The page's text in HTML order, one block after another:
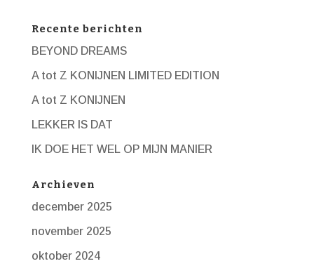
Recente berichten
BEYOND DREAMS
A tot Z KONIJNEN LIMITED EDITION
A tot Z KONIJNEN
LEKKER IS DAT
IK DOE HET WEL OP MIJN MANIER
Archieven
december 2025
november 2025
oktober 2024